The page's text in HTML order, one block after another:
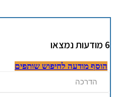
6 מודעות נמצאו
הוסף מודעה לחיפוש שותפים